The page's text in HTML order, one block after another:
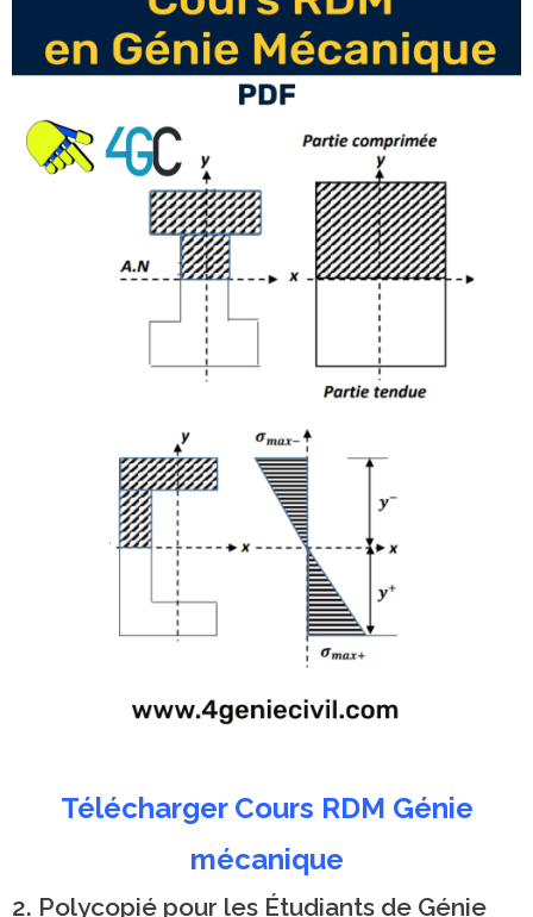
Télécharger Cours RDM Génie
mécanique
2. Polycopié pour les Étudiants de Génie